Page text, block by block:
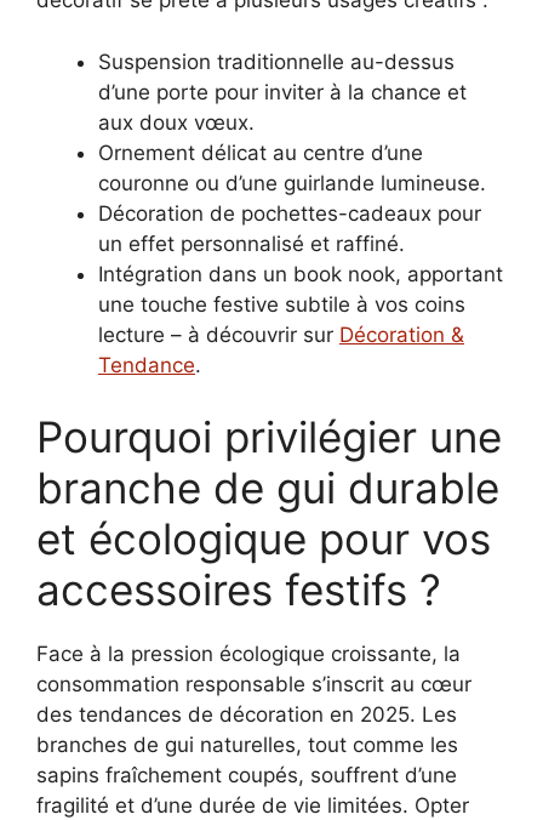
Suspension traditionnelle au-dessus
d’une porte pour inviter à la chance et
aux doux vœux.
Ornement délicat au centre d’une
couronne ou d’une guirlande lumineuse.
Décoration de pochettes-cadeaux pour
un effet personnalisé et raffiné.
Intégration dans un book nook, apportant
une touche festive subtile à vos coins
lecture – à découvrir sur Décoration &
Tendance.
Pourquoi privilégier une
branche de gui durable
et écologique pour vos
accessoires festifs ?
Face à la pression écologique croissante, la
consommation responsable s’inscrit au cœur
des tendances de décoration en 2025. Les
branches de gui naturelles, tout comme les
sapins fraîchement coupés, souffrent d’une
fragilité et d’une durée de vie limitées. Opter